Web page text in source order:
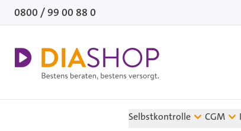
Direkt zum Inhalt
0800 / 99 00 88 0
Selbstkontrolle CGM